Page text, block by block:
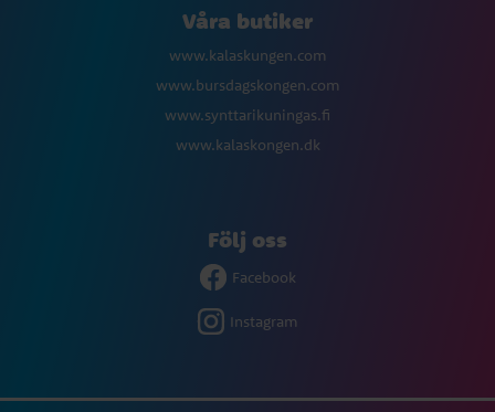
Våra butiker
www.kalaskungen.com
www.bursdagskongen.com
www.synttarikuningas.fi
www.kalaskongen.dk
Följ oss
Facebook
Instagram